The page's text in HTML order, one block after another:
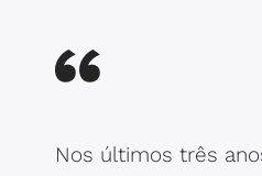
Nos últimos três